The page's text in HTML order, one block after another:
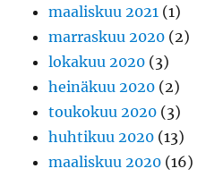
maaliskuu 2021 (1)
marraskuu 2020 (2)
lokakuu 2020 (3)
heinäkuu 2020 (2)
toukokuu 2020 (3)
huhtikuu 2020 (13)
maaliskuu 2020 (16)